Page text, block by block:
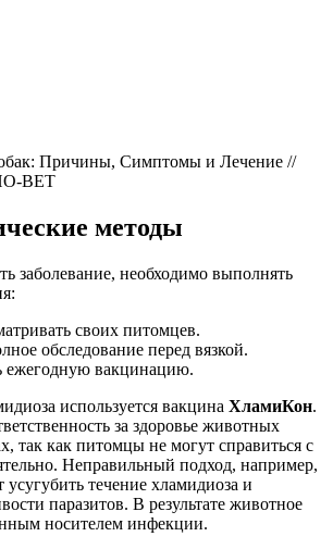
Причины, Симптомы и Лечение //
ВЕТ
методы
заболевание, необходимо выполнять
своих питомцев.
обследование перед вязкой.
ежегодную вакцинацию.
используется вакцина ХламиКон.
за здоровье животных
так как питомцы не могут справиться с
Неправильный подход, например,
течение хламидиоза и
паразитов. В результате животное
носителем инфекции.